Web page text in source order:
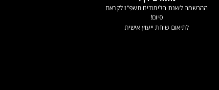
ההרשמה לשנת הלימודים תשפ"ז לקראת
סיום!
לתיאום שיחת ייעוץ אישית